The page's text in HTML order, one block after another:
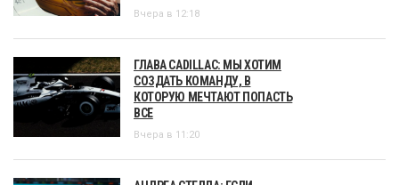
Вчера в 12:18
ГЛАВА CADILLAC: МЫ ХОТИМ
СОЗДАТЬ КОМАНДУ, В
КОТОРУЮ МЕЧТАЮТ ПОПАСТЬ
ВСЕ
Вчера в 11:20